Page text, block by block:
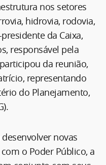
nos setores
hidrovia, rodovia,
da Caixa,
responsável pela
da reunião,
representando
do Planejamento,
novas
o Poder Público, a